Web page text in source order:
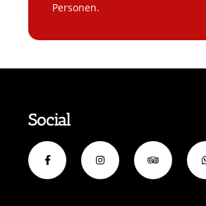
Personen.
Social